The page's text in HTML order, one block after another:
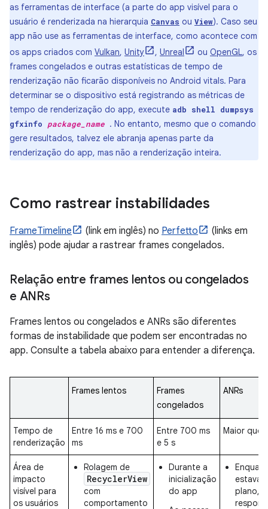
as ferramentas de interface (a parte do app visível para o
usuário é renderizada na hierarquia Canvas ou View). Caso seu
app não use as ferramentas de interface, como acontece com
os apps criados com Vulkan, Unity , Unreal ou OpenGL, os
frames congelados e outras estatísticas de tempo de
renderização não ficarão disponíveis no Android vitals. Para
determinar se o dispositivo está registrando as métricas de
tempo de renderização do app, execute adb shell dumpsys
gfxinfo package_name . No entanto, mesmo que o comando
gere resultados, talvez ele abranja apenas parte da
renderização do app, mas não a renderização inteira.
Como rastrear instabilidades
FrameTimeline (link em inglês) no Perfetto
(links em
inglês) pode ajudar a rastrear frames congelados.
Relação entre frames lentos ou congelados
e ANRs
Frames lentos ou congelados e ANRs são diferentes
formas de instabilidade que podem ser encontradas no
app. Consulte a tabela abaixo para entender a diferença.
Frames lentos
Frames
congelados
ANRs
Tempo de
renderização
Entre 16 ms e 700
ms
Entre 700 ms
e 5 s
Maior que
Área de
impacto
visível para
os usuários
Rolagem de
RecyclerView
com
comportamento
Durante a
inicialização
do app
estava
plano,